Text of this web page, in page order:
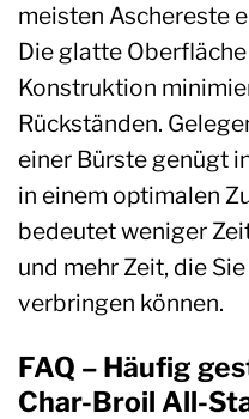
meisten Aschereste
Die glatte
Konstruktion
Rückständen.
einer Bürste genügt
in einem optimalen
bedeutet weniger
und mehr Zeit, die
verbringen können.
FAQ – Häufig
Char-Broil All-